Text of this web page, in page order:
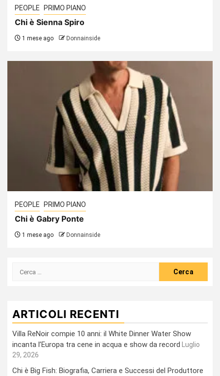
PEOPLE PRIMO PIANO
Chi è Sienna Spiro
1 mese ago Donnainside
PEOPLE PRIMO PIANO
Chi è Gabry Ponte
1 mese ago Donnainside
Ricerca
ARTICOLI RECENTI
Villa ReNoir compie 10 anni: il White Dinner Water Show
incanta l’Europa tra cene in acqua e show da record
Luglio
29, 2026
Chi è Big Fish: Biografia, Carriera e Successi del Produttore